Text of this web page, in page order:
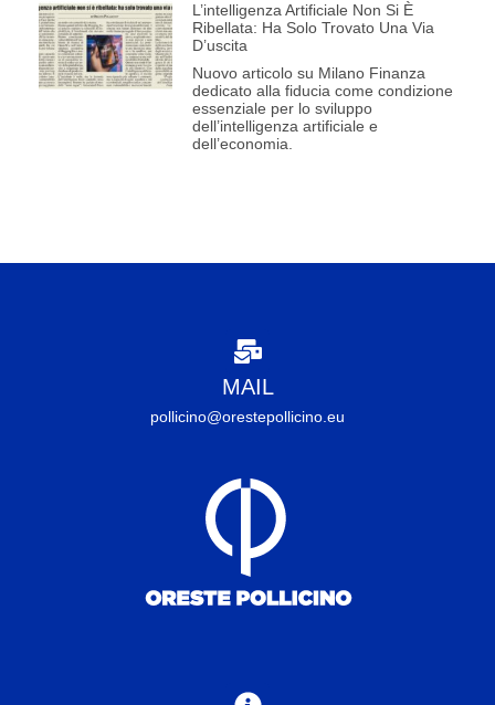
L’intelligenza Artificiale Non Si È
Ribellata: Ha Solo Trovato Una Via
D’uscita
Nuovo articolo su Milano Finanza
dedicato alla fiducia come condizione
essenziale per lo sviluppo
dell’intelligenza artificiale e
dell’economia.
MAIL
pollicino@orestepollicino.eu